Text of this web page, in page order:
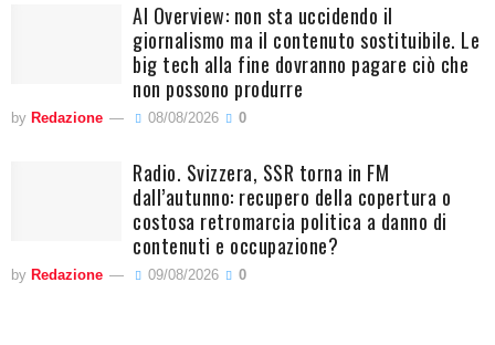
AI Overview: non sta uccidendo il
giornalismo ma il contenuto sostituibile. Le
big tech alla fine dovranno pagare ciò che
non possono produrre
by Redazione 08/08/2026 0
Radio. Svizzera, SSR torna in FM
dall’autunno: recupero della copertura o
costosa retromarcia politica a danno di
contenuti e occupazione?
by Redazione 09/08/2026 0